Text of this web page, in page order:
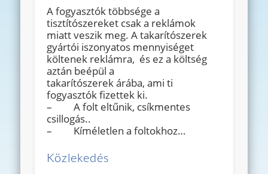
A fogyasztók többsége a
tisztítószereket csak a reklámok
miatt veszik meg. A takarítószerek
gyártói iszonyatos mennyiséget
költenek reklámra, és ez a költség
aztán beépül a
takarítószerek árába, ami ti
fogyasztók fizettek ki.
– A folt eltűnik, csíkmentes
csillogás..
– Kíméletlen a foltokhoz…
Közlekedés